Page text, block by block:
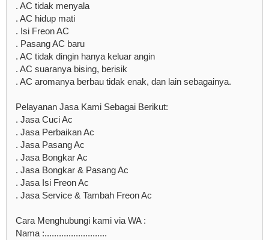
. AC tidak menyala
. AC hidup mati
. Isi Freon AC
. Pasang AC baru
. AC tidak dingin hanya keluar angin
. AC suaranya bising, berisik
. AC aromanya berbau tidak enak, dan lain sebagainya.
Pelayanan Jasa Kami Sebagai Berikut:
. Jasa Cuci Ac
. Jasa Perbaikan Ac
. Jasa Pasang Ac
. Jasa Bongkar Ac
. Jasa Bongkar & Pasang Ac
. Jasa Isi Freon Ac
. Jasa Service & Tambah Freon Ac
Cara Menghubungi kami via WA :
Nama :..........................